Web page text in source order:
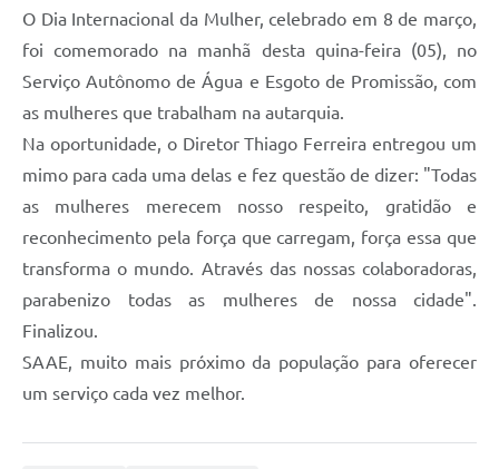
O Dia Internacional da Mulher, celebrado em 8 de março,
foi comemorado na manhã desta quina-feira (05), no
Serviço Autônomo de Água e Esgoto de Promissão, com
as mulheres que trabalham na autarquia.
Na oportunidade, o Diretor Thiago Ferreira entregou um
mimo para cada uma delas e fez questão de dizer: "Todas
as mulheres merecem nosso respeito, gratidão e
reconhecimento pela força que carregam, força essa que
transforma o mundo. Através das nossas colaboradoras,
parabenizo todas as mulheres de nossa cidade".
Finalizou.
SAAE, muito mais próximo da população para oferecer
um serviço cada vez melhor.